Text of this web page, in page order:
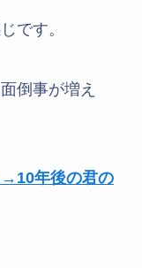
です。
倒事が増え
→10年後の君の